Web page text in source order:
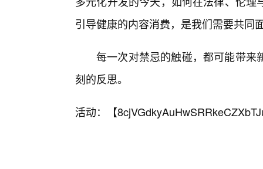
引导健康的内容消费，是我们需要共同
每一次对禁忌的触碰，都可能带来
刻的反思。
活动：【